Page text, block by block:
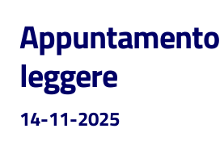
Cosa
puoi
fare
Salta al contenuto
leggere
14-11-2025